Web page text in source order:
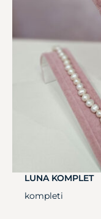
LUNA KOMPLET
kompleti